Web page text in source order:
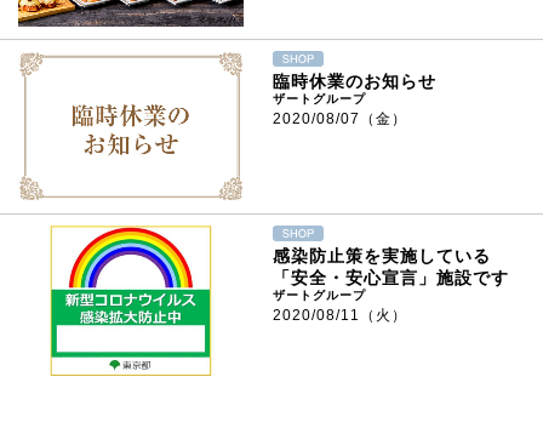
臨時休業のお知らせ
ザートグループ
2020/08/07（金）
感染防止策を実施している
「安全・安心宣言」施設です
ザートグループ
2020/08/11（火）